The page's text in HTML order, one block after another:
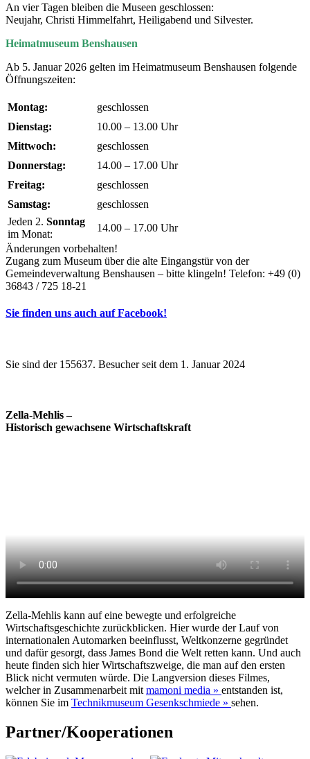
An vier Tagen bleiben die Museen geschlossen:
Neujahr, Christi Himmelfahrt, Heiligabend und Silvester.
Heimatmuseum Benshausen
Ab 5. Januar 2026 gelten im Heimatmuseum Benshausen folgende
Öffnungszeiten:
Montag:
geschlossen
Dienstag:
10.00 – 13.00 Uhr
Mittwoch:
geschlossen
Donnerstag:
14.00 – 17.00 Uhr
Freitag:
geschlossen
Samstag:
geschlossen
Jeden 2. Sonntag
im Monat:
14.00 – 17.00 Uhr
Änderungen vorbehalten!
Zugang zum Museum über die alte Eingangstür von der
Gemeindeverwaltung Benshausen – bitte klingeln! Telefon: +49 (0)
36843 / 725 18-21
Sie finden uns auch auf Facebook!
Sie sind der 155637. Besucher seit dem 1. Januar 2024
Zella-Mehlis –
Historisch gewachsene Wirtschaftskraft
Zella-Mehlis kann auf eine bewegte und erfolgreiche
Wirtschaftsgeschichte zurückblicken. Hier wurde der Lauf von
internationalen Automarken beeinflusst, Weltkonzerne gegründet
und dafür gesorgt, dass James Bond die Welt retten kann. Und auch
heute finden sich hier Wirtschaftszweige, die man auf den ersten
Blick nicht vermuten würde. Die Langversion dieses Filmes,
welcher in Zusammenarbeit mit mamoni media » entstanden ist,
können Sie im Technikmuseum Gesenkschmiede » sehen.
Partner/Kooperationen